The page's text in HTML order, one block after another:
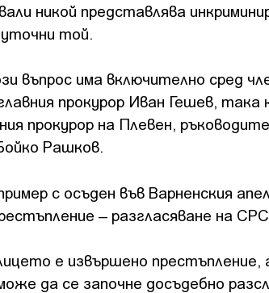
никой представлява
той.
въпрос има включително сред
прокурор Иван Гешев, така
прокурор на Плевен,
Рашков.
с осъден във Варненския
– разгласяване на СРС.
е извършено престъпление,
да се започне досъдебно